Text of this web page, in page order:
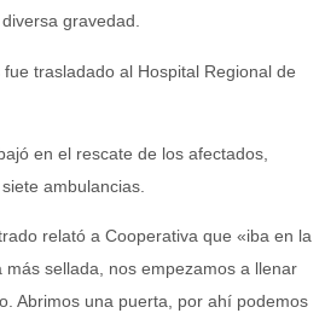
gravedad.
trasladado al Hospital Regional de
en el rescate de los afectados,
ambulancias.
relató a Cooperativa que «iba en la
sellada, nos empezamos a llenar
Abrimos una puerta, por ahí podemos